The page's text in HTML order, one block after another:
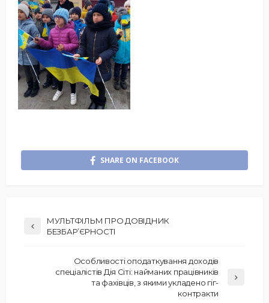
SHARE ON FACEBOOK
МУЛЬТФІЛЬМ ПРО ДОВІДНИК
БЕЗБАР’ЄРНОСТІ
Особливості оподаткування доходів
спеціалістів Дія Сіті: найманих працівників
та фахівців, з якими укладено гіг-
контракти